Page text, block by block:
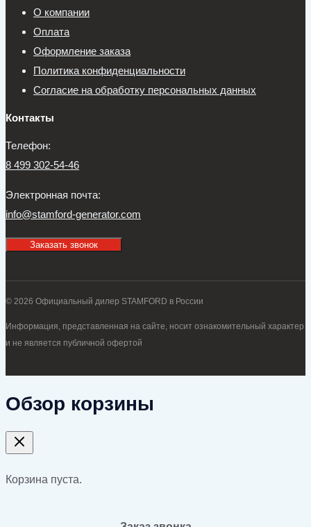
О компании
Оплата
Оформление заказа
Политика конфиденциальности
Согласие на обработку персональных данных
Контакты
Телефон:
8 499 302-54-46
Электронная почта:
info@stamford-generator.com
Заказать звонок
© 2026 Официальный дилер STAMFORD в России
Информация, представленная на сайте, носит ознакомительный характер
и не является публичной офертой
Обзор корзины
Корзина пуста.